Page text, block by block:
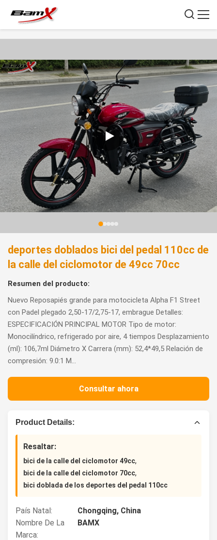
deportes doblados bici del pedal 110cc de
la calle del ciclomotor de 49cc 70cc
Resumen del producto:
Nuevo Reposapiés grande para motocicleta Alpha F1 Street
con Padel plegado 2,50-17/2,75-17, embrague Detalles:
ESPECIFICACIÓN PRINCIPAL MOTOR Tipo de motor:
Monocilíndrico, refrigerado por aire, 4 tiempos Desplazamiento
(ml): 106,7ml Diámetro X Carrera (mm): 52,4*49,5 Relación de
compresión: 9.0:1 M...
Consultar ahora
Product Details:
Resaltar:
bici de la calle del ciclomotor 49cc,
bici de la calle del ciclomotor 70cc,
bici doblada de los deportes del pedal 110cc
País Natal:
Chongqing, China
Nombre De La
Marca:
BAMX